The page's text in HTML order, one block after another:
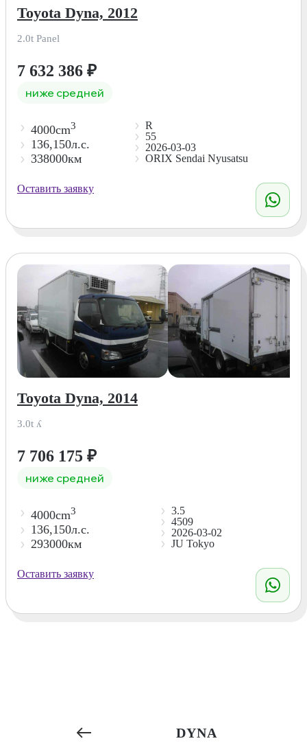
Toyota Dyna, 2012
2.0t Panel
7 632 386 ₽
ниже средней
4000cm3
136,150л.с.
338000км
R
55
2026-03-03
ORIX Sendai Nyusatsu
Оставить заявку
Toyota Dyna, 2014
3.0t ʎ
7 706 175 ₽
ниже средней
4000cm3
136,150л.с.
293000км
3.5
4509
2026-03-02
JU Tokyo
Оставить заявку
DYNA